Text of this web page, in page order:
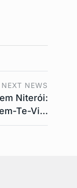
NEXT NEWS
Niterói:
Te-Vi…